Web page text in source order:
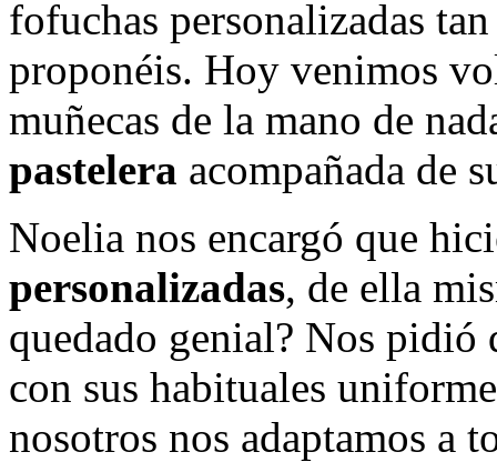
fofuchas personalizadas
proponéis. Hoy venimos
muñecas de la mano de
pastelera acompañada de
Noelia nos encargó que
personalizadas, de ella
quedado genial? Nos pidió
con sus habituales
nosotros nos adaptamos a